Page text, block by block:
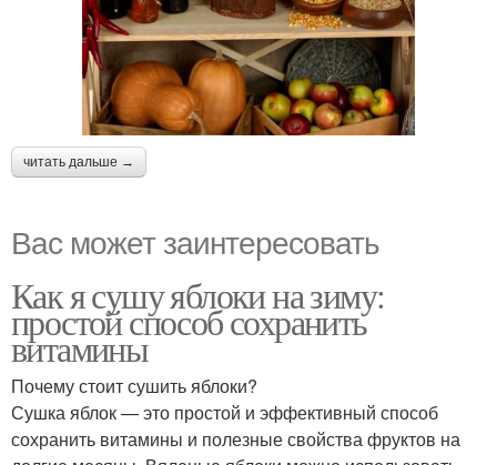
читать дальше →
Вас может заинтересовать
Как я сушу яблоки на зиму:
простой способ сохранить
витамины
Почему стоит сушить яблоки?
Сушка яблок — это простой и эффективный способ
сохранить витамины и полезные свойства фруктов на